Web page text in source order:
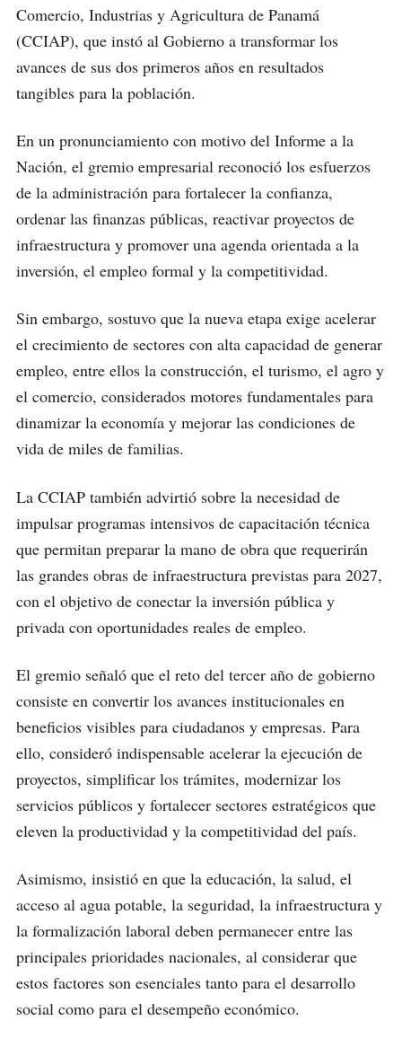
Comercio, Industrias y Agricultura de Panamá
(CCIAP), que instó al Gobierno a transformar los
avances de sus dos primeros años en resultados
tangibles para la población.
En un pronunciamiento con motivo del Informe a la
Nación, el gremio empresarial reconoció los esfuerzos
de la administración para fortalecer la confianza,
ordenar las finanzas públicas, reactivar proyectos de
infraestructura y promover una agenda orientada a la
inversión, el empleo formal y la competitividad.
Sin embargo, sostuvo que la nueva etapa exige acelerar
el crecimiento de sectores con alta capacidad de generar
empleo, entre ellos la construcción, el turismo, el agro y
el comercio, considerados motores fundamentales para
dinamizar la economía y mejorar las condiciones de
vida de miles de familias.
La CCIAP también advirtió sobre la necesidad de
impulsar programas intensivos de capacitación técnica
que permitan preparar la mano de obra que requerirán
las grandes obras de infraestructura previstas para 2027,
con el objetivo de conectar la inversión pública y
privada con oportunidades reales de empleo.
El gremio señaló que el reto del tercer año de gobierno
consiste en convertir los avances institucionales en
beneficios visibles para ciudadanos y empresas. Para
ello, consideró indispensable acelerar la ejecución de
proyectos, simplificar los trámites, modernizar los
servicios públicos y fortalecer sectores estratégicos que
eleven la productividad y la competitividad del país.
Asimismo, insistió en que la educación, la salud, el
acceso al agua potable, la seguridad, la infraestructura y
la formalización laboral deben permanecer entre las
principales prioridades nacionales, al considerar que
estos factores son esenciales tanto para el desarrollo
social como para el desempeño económico.